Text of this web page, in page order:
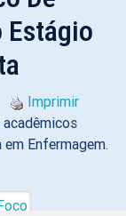
Estágio
Imprimir
Enfermagem.